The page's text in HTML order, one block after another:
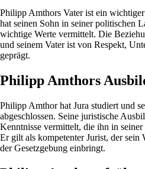
Philipp Amthors Vater ist ein
hat seinen Sohn in seiner politischen
wichtige Werte vermittelt. Die
und seinem Vater ist von Respekt,
geprägt.
Philipp Amthors
Philipp Amthor hat Jura studiert und
abgeschlossen. Seine juristische
Kenntnisse vermittelt, die ihn in
Er gilt als kompetenter Jurist, der sein
der Gesetzgebung einbringt.